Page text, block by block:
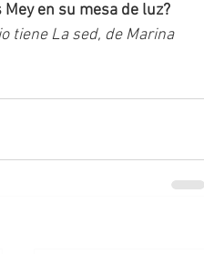
en su mesa de luz?
tiene La sed, de Marina